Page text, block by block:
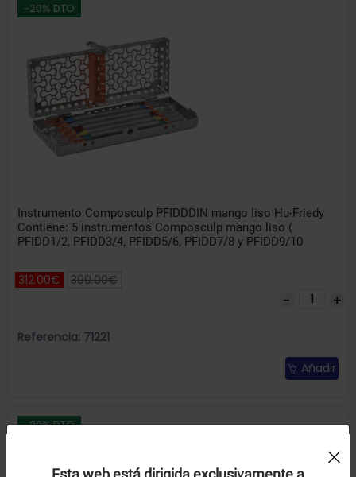
-20% DTO
Instrumento Composculp PFIDDDIN mango liso Hu-Friedy
Contiene: 5 instrumentos Composculp mango liso (
PFIDD1/2, PFIDD3/4, PFIDD5/6, PFIDD7/8 y PFIDD9/10
312.00€ 390.00€
Referencia: 71221
Añadir
-20% DTO